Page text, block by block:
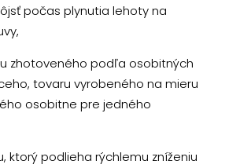
počas plynutia lehoty na
zhotoveného podľa osobitných
tovaru vyrobeného na mieru
osobitne pre jedného
podlieha rýchlemu zníženiu